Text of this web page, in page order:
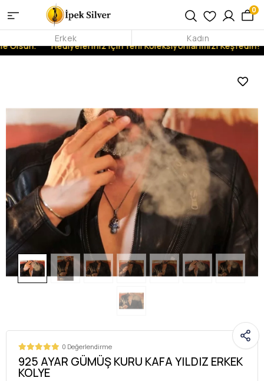
Olsun. Hediyeleriniz İçin Yeni Koleksiyonlarımızı Keşfedin!
0
Erkek Kadın
0 Değerlendirme
925 AYAR GÜMÜŞ KURU KAFA YILDIZ ERKEK
KOLYE